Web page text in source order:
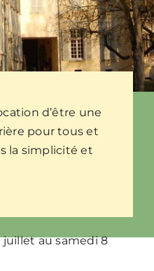
d’être une
pour tous et
la simplicité et
juillet au samedi 8